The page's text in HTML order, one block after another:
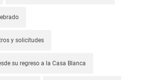
y solicitudes
su regreso a la Casa Blanca